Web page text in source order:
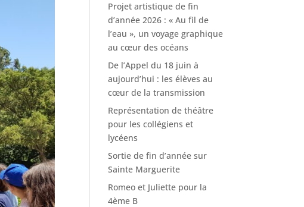
Projet artistique de fin
d’année 2026 : « Au fil de
l’eau », un voyage graphique
au cœur des océans
De l’Appel du 18 juin à
aujourd’hui : les élèves au
cœur de la transmission
Représentation de théâtre
pour les collégiens et
lycéens
Sortie de fin d’année sur
Sainte Marguerite
Romeo et Juliette pour la
4ème B